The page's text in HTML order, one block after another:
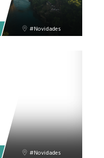
#Novidades
#Novidades